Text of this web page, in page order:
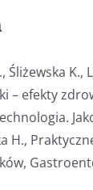
Śliżewska K.,
– efekty
H.,